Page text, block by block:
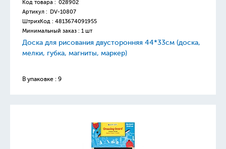
Код товара : 028902
Артикул : DV-10807
ШтрихКод : 4813674091955
Минимальный заказ : 1 шт
Доска для рисования двусторонняя 44*33см (доска,
мелки, губка, магниты, маркер)
В упаковке : 9